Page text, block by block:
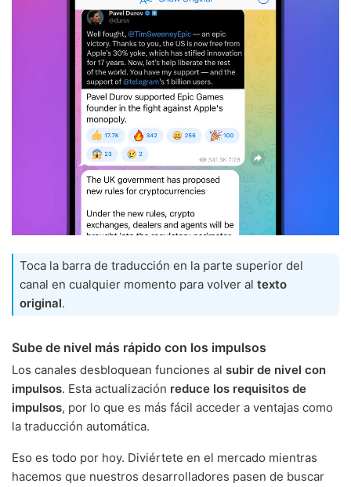
Toca la barra de traducción en la parte superior del
canal en cualquier momento para volver al texto
original.
Sube de nivel más rápido con los impulsos
Los canales desbloquean funciones al subir de nivel con
impulsos. Esta actualización reduce los requisitos de
impulsos, por lo que es más fácil acceder a ventajas como
la traducción automática.
Eso es todo por hoy. Diviértete en el mercado mientras
hacemos que nuestros desarrolladores pasen de buscar